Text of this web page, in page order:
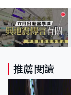
推薦閱讀